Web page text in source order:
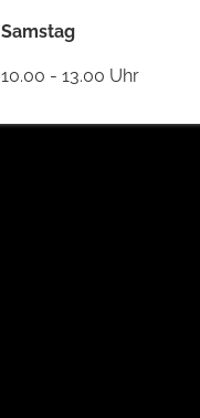
Samstag
10.00 - 13.00 Uhr